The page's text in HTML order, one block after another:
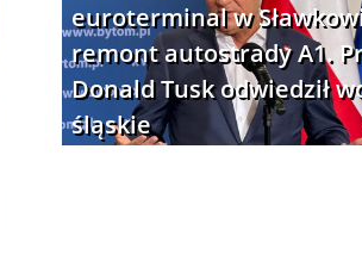
euroterminal w
remont autostrady A1.
Donald Tusk odwiedził
śląskie